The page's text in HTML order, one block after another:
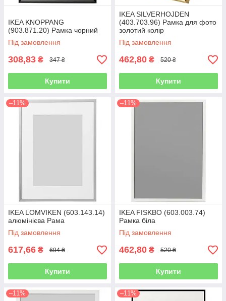
IKEA KNOPPANG
(903.871.20) Рамка чорний
Під замовлення
308,83 ₴ 347 ₴
Купити
IKEA SILVERHOJDEN
(403.703.96) Рамка для фото
золотий колір
Під замовлення
462,80 ₴ 520 ₴
Купити
–11%
IKEA LOMVIKEN (603.143.14)
алюмінієва Рама
Під замовлення
617,66 ₴ 694 ₴
Купити
–11%
IKEA FISKBO (603.003.74)
Рамка біла
Під замовлення
462,80 ₴ 520 ₴
Купити
–11% –11%